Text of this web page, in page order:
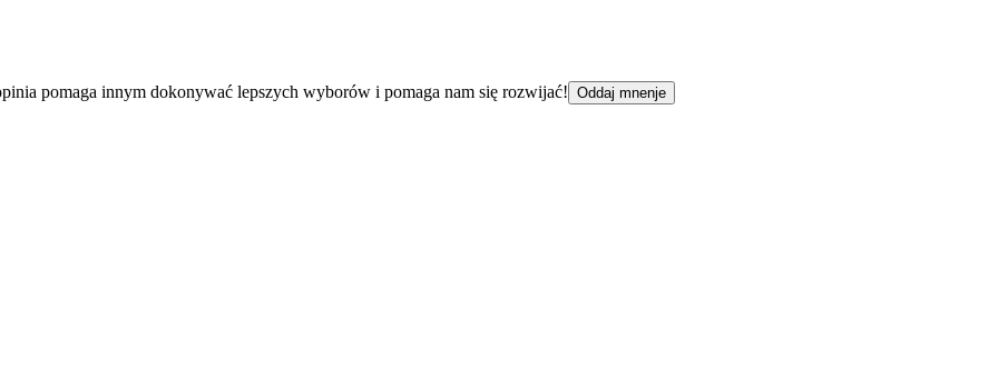
pomaga innym dokonywać lepszych wyborów i pomaga nam się rozwijać! Oddaj mnenje